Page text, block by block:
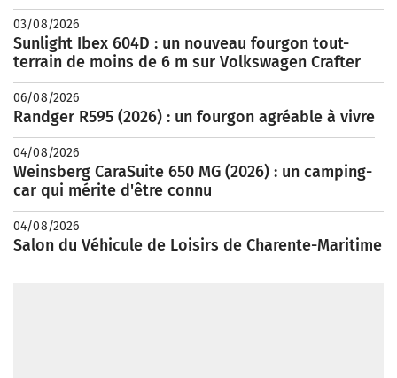
03/08/2026
Sunlight Ibex 604D : un nouveau fourgon tout-
terrain de moins de 6 m sur Volkswagen Crafter
06/08/2026
Randger R595 (2026) : un fourgon agréable à vivre
04/08/2026
Weinsberg CaraSuite 650 MG (2026) : un camping-
car qui mérite d'être connu
04/08/2026
Salon du Véhicule de Loisirs de Charente-Maritime